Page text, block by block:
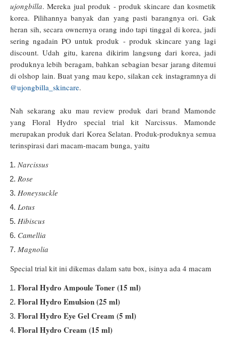
ujongbilla. Mereka jual produk - produk skincare dan kosmetik
korea. Pilihannya banyak dan yang pasti barangnya ori. Gak
heran sih, secara ownernya orang indo tapi tinggal di korea, jadi
sering ngadain PO untuk produk - produk skincare yang lagi
discount. Udah gitu, karena dikirim langsung dari korea, jadi
produknya lebih beragam, bahkan sebagian besar jarang ditemui
di olshop lain. Buat yang mau kepo, silakan cek instagramnya di
@ujongbilla_skincare.
Nah sekarang aku mau review produk dari brand Mamonde
yang Floral Hydro special trial kit Narcissus. Mamonde
merupakan produk dari Korea Selatan. Produk-produknya semua
terinspirasi dari macam-macam bunga, yaitu
Narcissus
Rose
Honeysuckle
Lotus
Hibiscus
Camellia
Magnolia
Special trial kit ini dikemas dalam satu box, isinya ada 4 macam
Floral Hydro Ampoule Toner (15 ml)
Floral Hydro Emulsion (25 ml)
Floral Hydro Eye Gel Cream (5 ml)
Floral Hydro Cream (15 ml)